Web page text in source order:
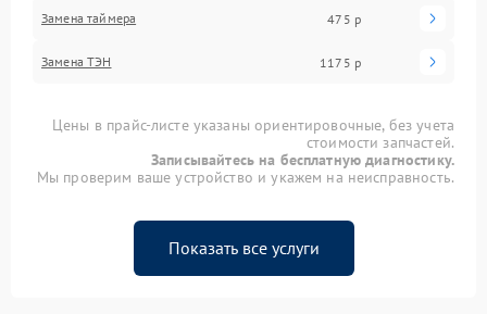
Замена таймера 475 р
Замена ТЭН 1175 р
Цены в прайс-листе указаны ориентировочные, без учета
стоимости запчастей.
Записывайтесь на бесплатную диагностику.
Мы проверим ваше устройство и укажем на неисправность.
Показать все услуги